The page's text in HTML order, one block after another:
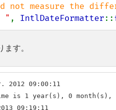
" , IntlDateFormatter::
す。
2012 09:00:11
is 1 year(s), 0 month(s),
09:19:11